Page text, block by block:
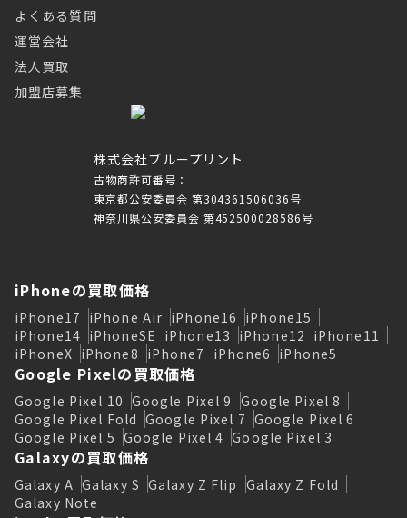
株式会社ブループリント
古物商許可番号：
東京都公安委員会 第304361506036号
神奈川県公安委員会 第452500028586号
よくある質問
運営会社
法人買取
加盟店募集
iPhoneの買取価格
iPhone17 iPhone Air iPhone16 iPhone15
iPhone14 iPhoneSE iPhone13 iPhone12 iPhone11
iPhoneX iPhone8 iPhone7 iPhone6 iPhone5
Google Pixelの買取価格
Google Pixel 10 Google Pixel 9 Google Pixel 8
Google Pixel Fold Google Pixel 7 Google Pixel 6
Google Pixel 5 Google Pixel 4 Google Pixel 3
Galaxyの買取価格
Galaxy A Galaxy S Galaxy Z Flip Galaxy Z Fold
Galaxy Note